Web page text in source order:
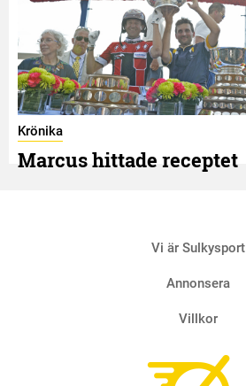
Krönika
Marcus hittade receptet
Vi är Sulkysport
Annonsera
Villkor